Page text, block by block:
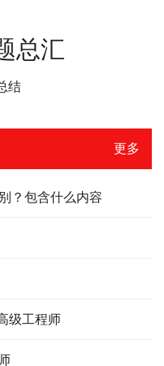
总汇
结
更多
？包含什么内容
级工程师